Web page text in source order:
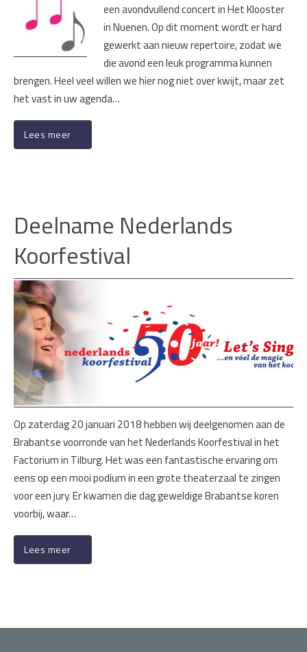
een avondvullend concert in Het Klooster
in Nuenen. Op dit moment wordt er hard
gewerkt aan nieuw repertoire, zodat we
die avond een leuk programma kunnen
brengen. Heel veel willen we hier nog niet over kwijt, maar zet
het vast in uw agenda…
Lees meer
Deelname Nederlands
Koorfestival
Op zaterdag 20 januari 2018 hebben wij deelgenomen aan de
Brabantse voorronde van het Nederlands Koorfestival in het
Factorium in Tilburg. Het was een fantastische ervaring om
eens op een mooi podium in een grote theaterzaal te zingen
voor een jury. Er kwamen die dag geweldige Brabantse koren
voorbij, waar…
Lees meer